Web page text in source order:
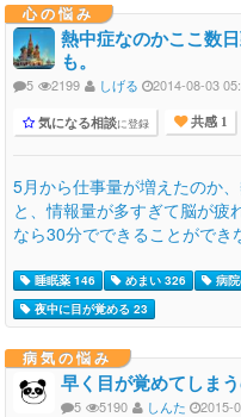
心の悩み
熱中症なのかここ数
も。
5 2199 しげる 2014-08-03
気になる相談に登録 共感 1
5月から仕事量が増えたのか
と、情報量が多すぎて脳が疲
なら30分でできることができ
睡眠薬 146 めまい 326 病
夜中に目が覚める 23
病気の悩み
早く目が覚めてしまう
5 5190 しんた 2015-